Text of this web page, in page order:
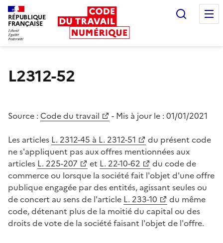
RÉPUBLIQUE
FRANÇAISE
L2312-52
Source : Code du travail - Mis à jour le : 01/01/2021
Les articles L. 2312-45 à L. 2312-51
du présent code
ne s'appliquent pas aux offres mentionnées aux
articles L. 225-207 et L. 22-10-62
du code de
commerce ou lorsque la société fait l'objet d'une offre
publique engagée par des entités, agissant seules ou
de concert au sens de l'article L. 233-10
du même
code, détenant plus de la moitié du capital ou des
droits de vote de la société faisant l'objet de l'offre.